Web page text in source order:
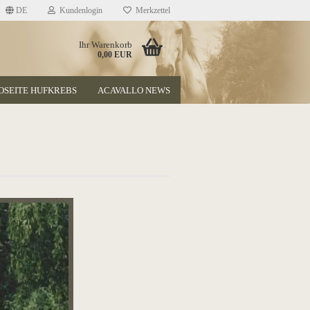
DE Kundenlogin Merkzettel
Ihr Warenkorb
0,00 EUR
HUFKREBS ACAVALLO NEWS